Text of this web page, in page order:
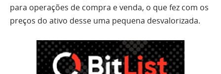
para operações de compra e venda, o que fez com os
preços do ativo desse uma pequena desvalorizada.